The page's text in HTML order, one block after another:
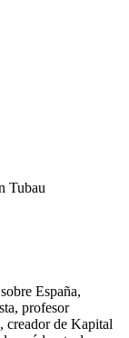
Tubau
España,
profesor
creador de Kapital